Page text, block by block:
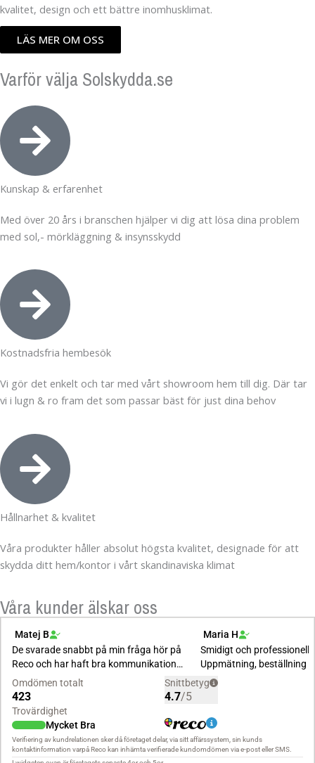
kvalitet, design och ett bättre inomhusklimat.
LÄS MER OM OSS
Varför välja Solskydda.se
Kunskap & erfarenhet
Med över 20 års i branschen hjälper vi dig att lösa dina problem
med sol,- mörkläggning & insynsskydd
Kostnadsfria hembesök
Vi gör det enkelt och tar med vårt showroom hem till dig. Där tar
vi i lugn & ro fram det som passar bäst för just dina behov
Hållnarhet & kvalitet
Våra produkter håller absolut högsta kvalitet, designade för att
skydda ditt hem/kontor i vårt skandinaviska klimat
Våra kunder älskar oss